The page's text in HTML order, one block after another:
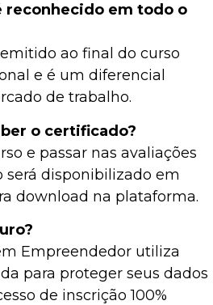
reconhecido em todo o
ao final do curso
e é um diferencial
de trabalho.
o certificado?
e passar nas avaliações
será disponibilizado em
download na plataforma.
Empreendedor utiliza
para proteger seus dados
de inscrição 100%